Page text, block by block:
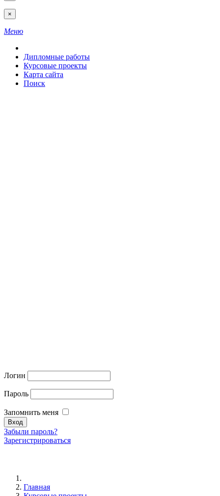
×
Меню
Дипломные работы
Курсовые проекты
Карта сайта
Поиск
Логин
Пароль
Запомнить меня
Забыли пароль?
Зарегистрироваться
Главная